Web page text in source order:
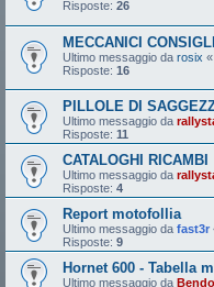
Risposte: 26
MECCANICI
Ultimo messaggio da rosix «
Risposte: 16
PILLOLE DI
Ultimo messaggio da
Risposte: 11
CATALOGHI RICAMBI
Ultimo messaggio da
Risposte: 4
Report motofollia
Ultimo messaggio da fast3r
Risposte: 9
Hornet 600 - Tabella
Ultimo messaggio da Bendo